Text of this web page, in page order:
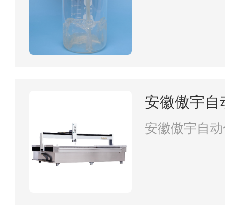
安徽傲宇
公司
安徽傲宇自